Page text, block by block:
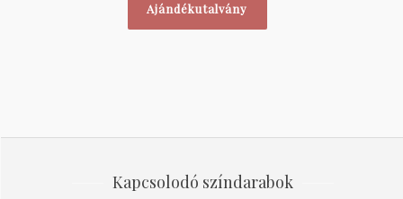
Ajándékutalvány
Kapcsolodó színdarabok